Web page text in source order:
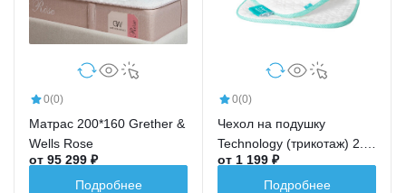
0(0)
Матрас 200*160 Grether &
Wells Rose
от 95 299 ₽
Подробнее
0(0)
Чехол на подушку
Technology (трикотаж) 2.0
S
от 1 199 ₽
Подробнее